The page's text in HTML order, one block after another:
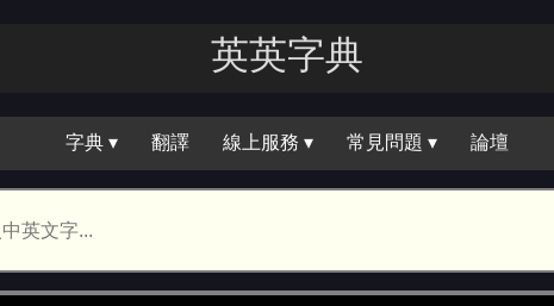
英英字典
字典 ▾ 翻譯 線上服務 ▾ 常見問題 ▾ 論壇